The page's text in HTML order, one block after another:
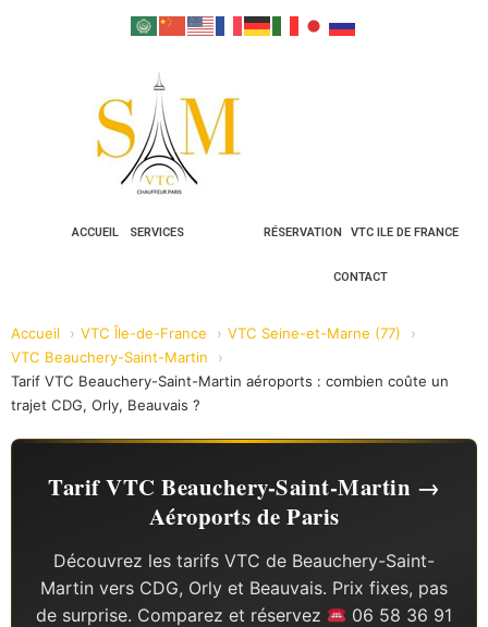
ACCUEIL SERVICES RÉSERVATION VTC ILE DE FRANCE
CONTACT
Accueil VTC Île-de-France
VTC Seine-et-Marne (77)
VTC Beauchery-Saint-Martin
Tarif VTC Beauchery-Saint-Martin aéroports : combien coûte un
trajet CDG, Orly, Beauvais ?
Tarif VTC Beauchery-Saint-Martin →
Aéroports de Paris
Découvrez les tarifs VTC de Beauchery-Saint-
Martin vers CDG, Orly et Beauvais. Prix fixes, pas
de surprise. Comparez et réservez
06 58 36 91